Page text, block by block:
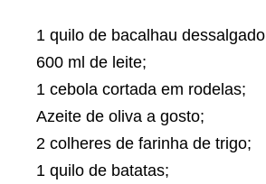
1 quilo de bacalhau
600 ml de leite;
1 cebola cortada em rodelas;
Azeite de oliva a gosto;
2 colheres de farinha de trigo;
1 quilo de batatas;